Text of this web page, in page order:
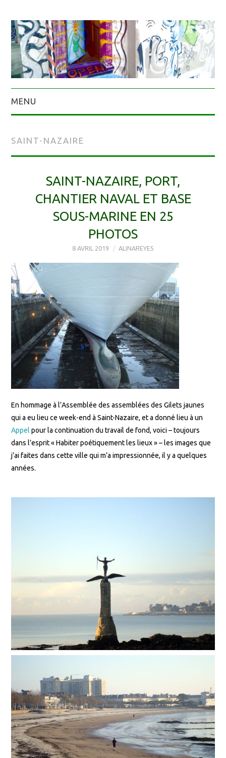
MENU
SAINT-NAZAIRE
SAINT-NAZAIRE, PORT,
CHANTIER NAVAL ET BASE
SOUS-MARINE EN 25
PHOTOS
8 AVRIL 2019 ALINAREYES
En hommage à l’Assemblée des assemblées des Gilets jaunes
qui a eu lieu ce week-end à Saint-Nazaire, et a donné lieu à un
Appel pour la continuation du travail de fond, voici – toujours
dans l’esprit « Habiter poétiquement les lieux » – les images que
j’ai faites dans cette ville qui m’a impressionnée, il y a quelques
années.